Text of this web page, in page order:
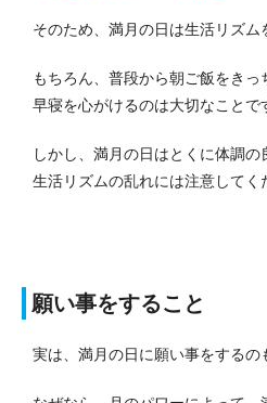
そのため、満月の日は生活リズム
もちろん、普段から朝ご飯をき
早寝を心がけるのは大切なことで
しかし、満月の日はとくに体調の
生活リズムの乱れには注意してく
願い事をすること
実は、満月の日に願い事をするの